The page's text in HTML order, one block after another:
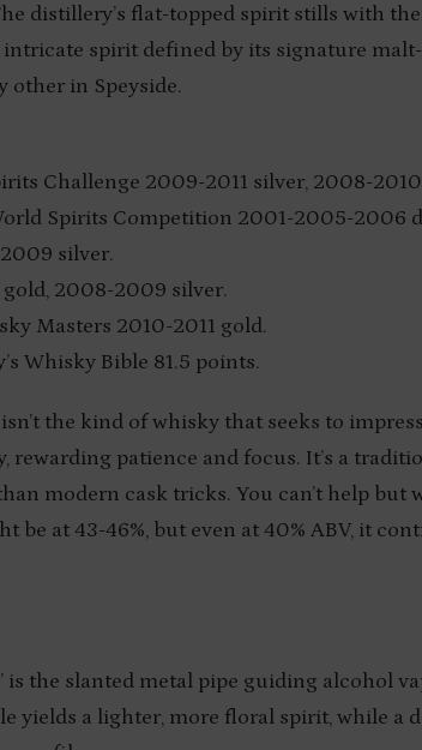
distillery’s flat-topped spirit stills with
intricate spirit defined by its signature
other in Speyside.
Challenge 2009-2011 silver, 2008-
Spirits Competition 2001-2005-2006
silver.
2008-2009 silver.
Masters 2010-2011 gold.
Whisky Bible 81.5 points.
the kind of whisky that seeks to
rewarding patience and focus. It’s a
modern cask tricks. You can’t help but
be at 43-46%, but even at 40% ABV, it
is the slanted metal pipe guiding alcohol
yields a lighter, more floral spirit, while a